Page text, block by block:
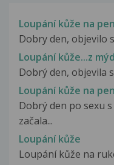
Loupání kůže na
Dobry den, objevilo
Loupání kůže...z
Dobrý den, objevila
Loupání kůže na
Dobrý den po sexu
začala...
Loupání kůže
Loupání kůže na